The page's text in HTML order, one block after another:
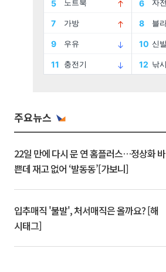
주요뉴스
22일 만에 다시 문 연 홈플러스…정상화 바
쁜데 재고 없어 ‘발동동’[가보니]
입추매직 '불발', 처서매직은 올까요? [해
시태그]